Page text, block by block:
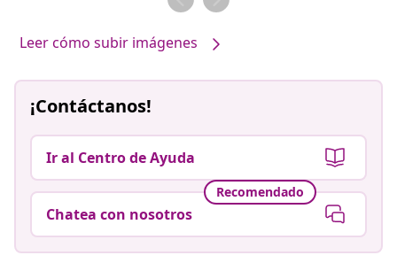
Leer cómo subir imágenes
¡Contáctanos!
Ir al Centro de Ayuda
Recomendado
Chatea con nosotros